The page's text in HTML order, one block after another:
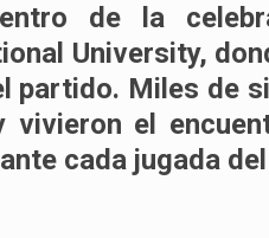
de la
University,
partido. Miles de
vivieron el
cada jugada